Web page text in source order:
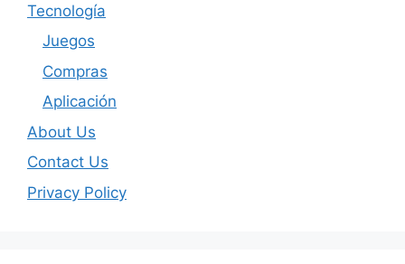
Tecnología
Juegos
Compras
Aplicación
About Us
Contact Us
Privacy Policy